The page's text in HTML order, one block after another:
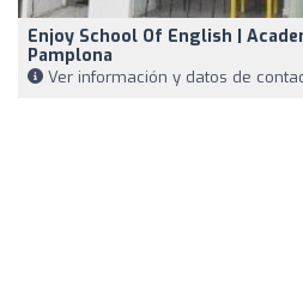
Enjoy School Of English |
Pamplona
Ver información y datos de